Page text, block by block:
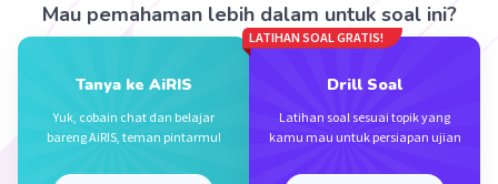
Beri Rating·0.0(0) Balas
Mau pemahaman lebih dalam untuk soal ini?
Tanya ke AiRIS
Yuk, cobain chat dan belajar
bareng AiRIS, teman pintarmu!
LATIHAN SOAL GRATIS!
Drill Soal
Latihan soal sesuai topik yang
kamu mau untuk persiapan ujian